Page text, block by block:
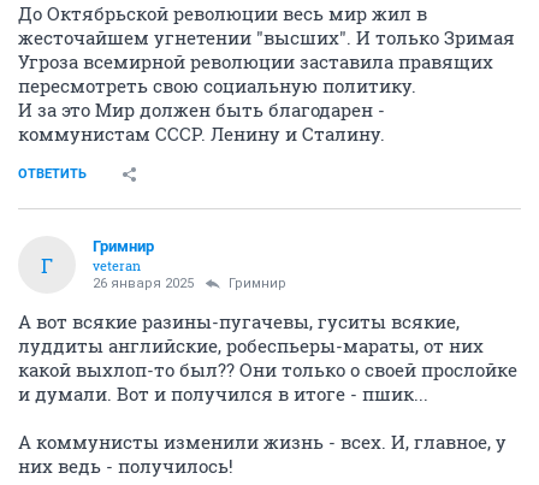
До Октябрьской революции весь мир жил в
жесточайшем угнетении "высших". И только Зримая
Угроза всемирной революции заставила правящих
пересмотреть свою социальную политику.
И за это Мир должен быть благодарен -
коммунистам СССР. Ленину и Сталину.
ОТВЕТИТЬ
Г
Гримнир
veteran
26 января 2025 Гримнир
А вот всякие разины-пугачевы, гуситы всякие,
луддиты английские, робеспьеры-мараты, от них
какой выхлоп-то был?? Они только о своей прослойке
и думали. Вот и получился в итоге - пшик...
А коммунисты изменили жизнь - всех. И, главное, у
них ведь - получилось!